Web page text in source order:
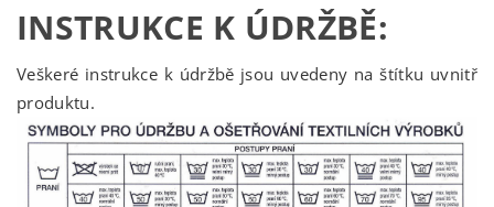
INSTRUKCE K ÚDRŽBĚ:
Veškeré instrukce k údržbě jsou uvedeny na štítku uvnitř
produktu.